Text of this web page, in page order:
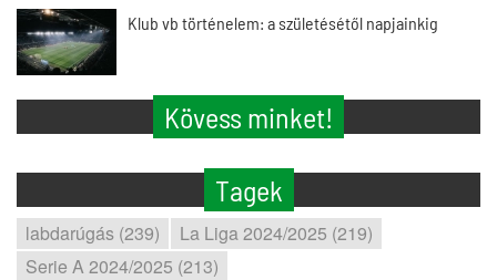
Klub vb történelem: a születésétől napjainkig
Kövess minket!
Tagek
labdarúgás (239)
La Liga 2024/2025 (219)
Serie A 2024/2025 (213)